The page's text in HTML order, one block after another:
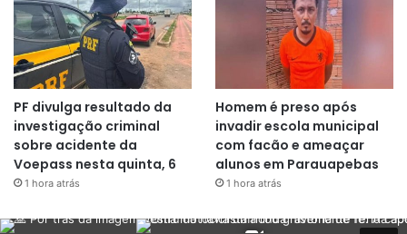
PF divulga resultado da
investigação criminal
sobre acidente da
Voepass nesta quinta, 6
1 hora atrás
Homem é preso após
invadir escola municipal
com facão e ameaçar
alunos em Parauapebas
1 hora atrás